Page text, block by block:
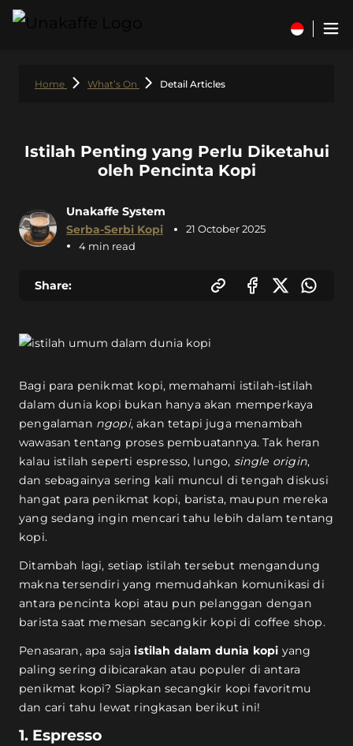
Home What’s On Detail Articles
Istilah Penting yang Perlu Diketahui
oleh Pencinta Kopi
Unakaffe System
Serba-Serbi Kopi
21 October 2025
4 min read
Share:
Bagi para penikmat kopi, memahami istilah-istilah
dalam dunia kopi bukan hanya akan memperkaya
pengalaman ngopi, akan tetapi juga menambah
wawasan tentang proses pembuatannya. Tak heran
kalau istilah seperti espresso, lungo, single origin,
dan sebagainya sering kali muncul di tengah diskusi
hangat para penikmat kopi, barista, maupun mereka
yang sedang ingin mencari tahu lebih dalam tentang
kopi.
Ditambah lagi, setiap istilah tersebut mengandung
makna tersendiri yang memudahkan komunikasi di
antara pencinta kopi atau pun pelanggan dengan
barista saat memesan secangkir kopi di coffee shop.
Penasaran, apa sajaistilah dalam dunia kopi yang
paling sering dibicarakan atau populer di antara
penikmat kopi? Siapkan secangkir kopi favoritmu
dan cari tahu lewat ringkasan berikut ini!
1. Espresso